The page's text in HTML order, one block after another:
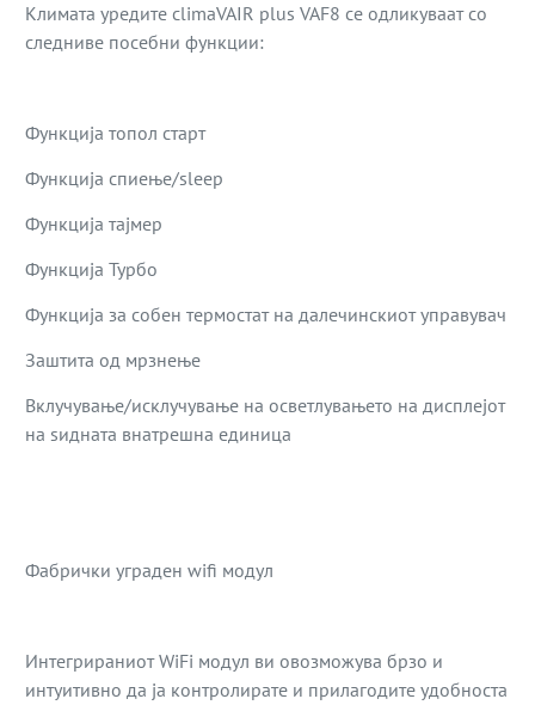
Климата уредите climaVAIR plus VAF8 се одликуваат со
следниве посебни функции:
Функција топол старт
Функција спиење/sleep
Функција тајмер
Функција Турбо
Функција за собен термостат на далечинскиот управувач
Заштита од мрзнење
Вклучување/исклучување на осветлувањето на дисплејот
на ѕидната внатрешна единица
Фабрички уграден wifi модул
Интегрираниот WiFi модул ви овозможува брзо и
интуитивно да ја контролирате и прилагодите удобноста